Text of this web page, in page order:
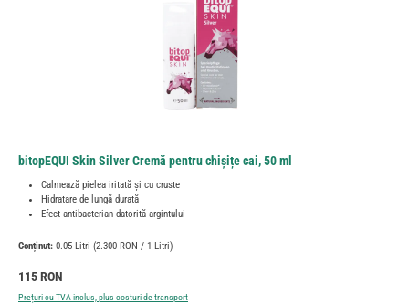
bitopEQUI Skin Silver Cremă pentru chișițe cai, 50 ml
Calmează pielea iritată și cu cruste
Hidratare de lungă durată
Efect antibacterian datorită argintului
Conținut: 0.05 Litri (2.300 RON / 1 Litri)
Preț obișnuit:
115 RON
Prețuri cu TVA inclus, plus costuri de transport